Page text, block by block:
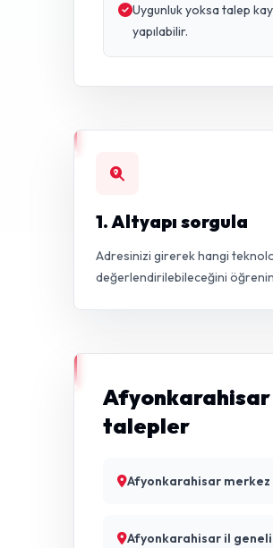
Uygunluk yoksa talep
yapılabilir.
1. Altyapı sorgula
Adresinizi girerek hangi
değerlendirilebileceğini
talepler
Afyonkarahisar
Afyonkarahisar il geneli